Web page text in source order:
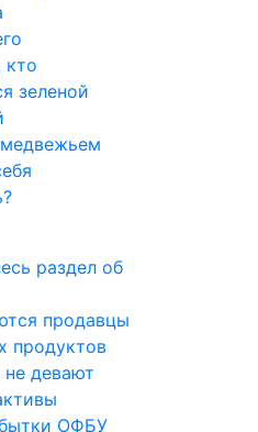
кто
зеленой
продавцы
продуктов
не девают
ОФБУ